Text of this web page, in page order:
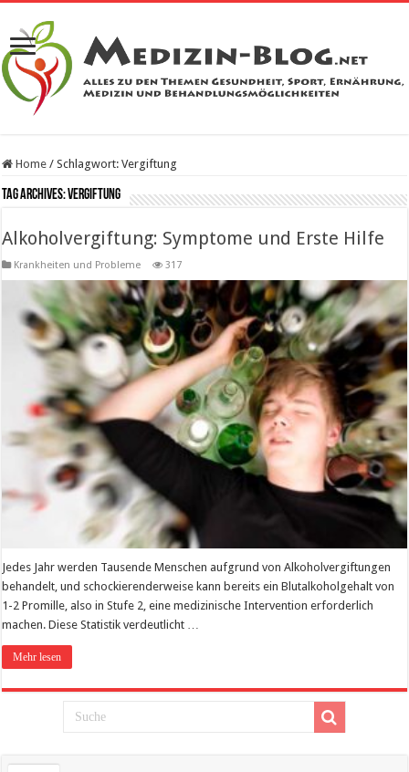
Home / Schlagwort:Vergiftung
Tag Archives:Vergiftung
Alkoholvergiftung: Symptome und Erste Hilfe
Krankheiten und Probleme 317
Jedes Jahr werden Tausende Menschen aufgrund von Alkoholvergiftungen
behandelt, und schockierenderweise kann bereits ein Blutalkoholgehalt von
1-2 Promille, also in Stufe 2, eine medizinische Intervention erforderlich
machen. Diese Statistik verdeutlicht …
Mehr lesen